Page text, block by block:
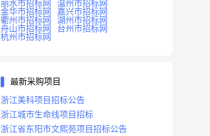
丽水市招标网
温州市招标网
金华市招标网
嘉兴市招标网
衢州市招标网
湖州市招标网
舟山市招标网
台州市招标网
杭州市招标网
最新采购项目
浙江美科项目招标公告
浙江城市生命线项目招标
浙江省东阳市文熙苑项目招标公告